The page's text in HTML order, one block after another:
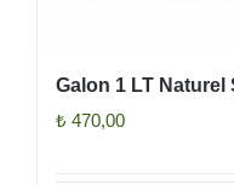
Galon 1 LT Naturel
₺ 470,00